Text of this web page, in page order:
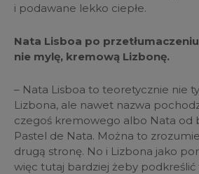
i podawane lekko ciepłe.
Nata Lisboa po
nie mylę, kremową Lizbonę.
– Nata Lisboa to teoretycznie nie
Lizbona, ale nawet nazwa
czegoś kremowego albo Nata od
Pastel de Nata. Można to
drugą stronę. No i Lizbona jako
więc tutaj bardziej żeby podkreślić